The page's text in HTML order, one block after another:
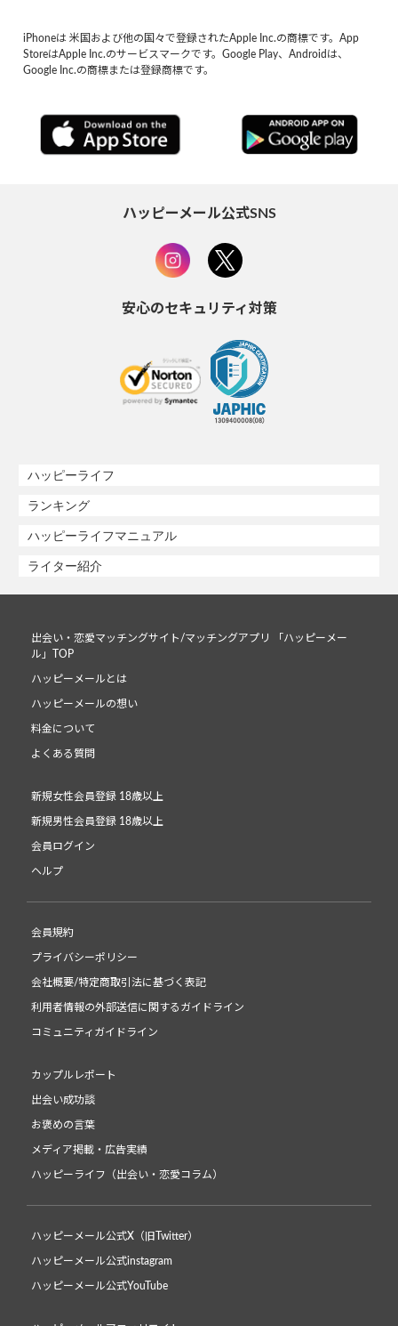
iPhoneは 米国および他の国々で登録されたApple Inc.の商標です。App
StoreはApple Inc.のサービスマークです。Google Play、Androidは、
Google Inc.の商標または登録商標です。
ハッピーメール公式SNS
安心のセキュリティ対策
ハッピーライフ
ランキング
ハッピーライフマニュアル
ライター紹介
出会い・恋愛マッチングサイト/マッチングアプリ 「ハッピーメー
ル」TOP
ハッピーメールとは
ハッピーメールの想い
料金について
よくある質問
新規女性会員登録 18歳以上
新規男性会員登録 18歳以上
会員ログイン
ヘルプ
会員規約
プライバシーポリシー
会社概要/特定商取引法に基づく表記
利用者情報の外部送信に関するガイドライン
コミュニティガイドライン
カップルレポート
出会い成功談
お褒めの言葉
メディア掲載・広告実績
ハッピーライフ（出会い・恋愛コラム）
ハッピーメール公式X（旧Twitter）
ハッピーメール公式instagram
ハッピーメール公式YouTube